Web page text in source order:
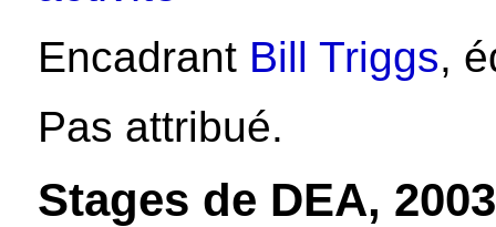
Encadrant Bill Triggs,
Pas attribué.
Stages de DEA,